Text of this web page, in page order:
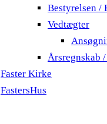
Bestyrelsen /
Vedtægter
Årsregnskab
Faster Kirke
FastersHus